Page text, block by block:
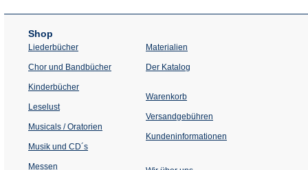
Shop
Liederbücher
Chor und Bandbücher
Kinderbücher
Leselust
Musicals / Oratorien
Musik und CD´s
Messen
Materialien
Der Katalog
Warenkorb
Versandgebühren
Kundeninformationen